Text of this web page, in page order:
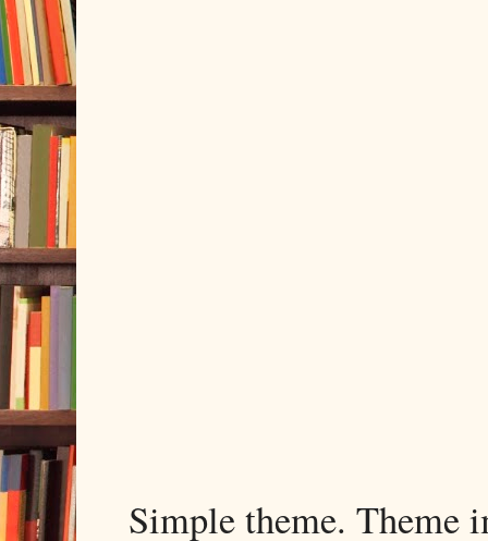
Simple theme. Theme